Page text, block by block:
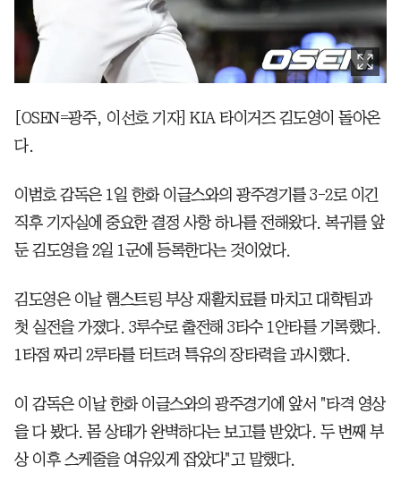
[OSEN=광주, 이선호 기자] KIA 타이거즈 김도영이 돌아온
다.
이범호 감독은 1일 한화 이글스와의 광주경기를 3-2로 이긴
직후 기자실에 중요한 결정 사항 하나를 전해왔다. 복귀를 앞
둔 김도영을 2일 1군에 등록한다는 것이었다.
김도영은 이날 햄스트링 부상 재활치료를 마치고 대학팀과
첫 실전을 가졌다. 3루수로 출전해 3타수 1안타를 기록했다.
1타점 짜리 2루타를 터트려 특유의 장타력을 과시했다.
이 감독은 이날 한화 이글스와의 광주경기에 앞서 "타격 영상
을 다 봤다. 몸 상태가 완벽하다는 보고를 받았다. 두 번째 부
상 이후 스케줄을 여유있게 잡았다"고 말했다.